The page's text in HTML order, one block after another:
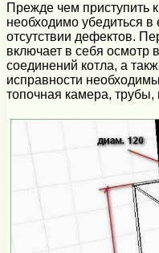
Прежде чем приступить
необходимо убедиться в
отсутствии дефектов.
включает в себя осмотр
соединений котла, а
исправности
топочная камера, трубы,